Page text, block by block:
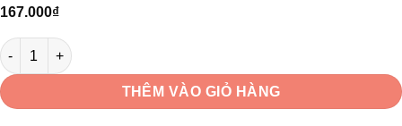
167.000₫
Đèn LED Panel Tròn 110/9W Rạng Đông PT04.V2 110/9W số lượng
THÊM VÀO GIỎ HÀNG